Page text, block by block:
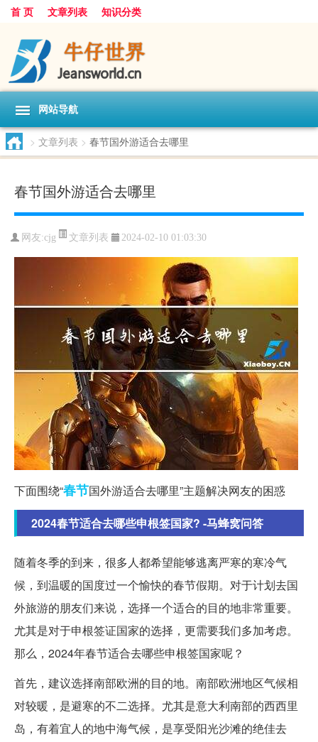
首 页 文章列表 知识分类
网站导航
> 文章列表 > 春节国外游适合去哪里
春节国外游适合去哪里
网友:cjg 文章列表 2024-02-10 01:03:30
下面围绕“春节国外游适合去哪里”主题解决网友的困惑
2024春节适合去哪些申根签国家? -马蜂窝问答
随着冬季的到来，很多人都希望能够逃离严寒的寒冷气
候，到温暖的国度过一个愉快的春节假期。对于计划去国
外旅游的朋友们来说，选择一个适合的目的地非常重要。
尤其是对于申根签证国家的选择，更需要我们多加考虑。
那么，2024年春节适合去哪些申根签国家呢？
首先，建议选择南部欧洲的目的地。南部欧洲地区气候相
对较暖，是避寒的不二选择。尤其是意大利南部的西西里
岛，有着宜人的地中海气候，是享受阳光沙滩的绝佳去